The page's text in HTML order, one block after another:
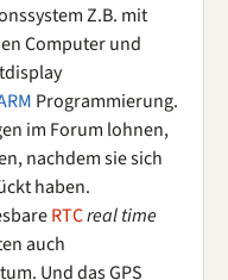
Z.B. mit
Computer und
Programmierung.
im Forum lohnen,
nachdem sie sich
haben.
RTCreal time
auch
Und das GPS